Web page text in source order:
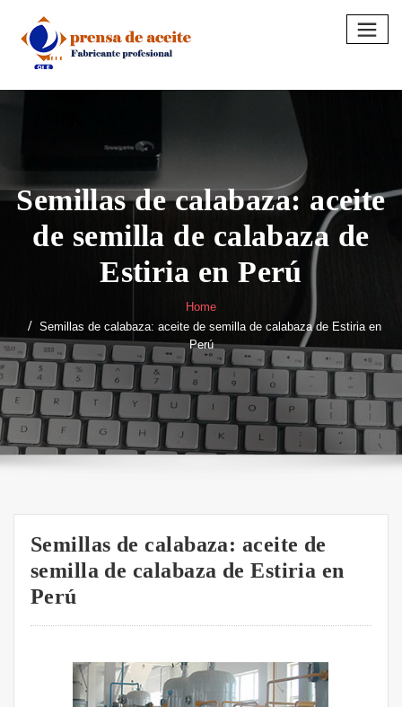
content
Semillas de calabaza: aceite
de semilla de calabaza de
Estiria en Perú
Home
Semillas de calabaza: aceite de semilla de calabaza de Estiria en
Perú
Semillas de calabaza: aceite de
semilla de calabaza de Estiria en
Perú